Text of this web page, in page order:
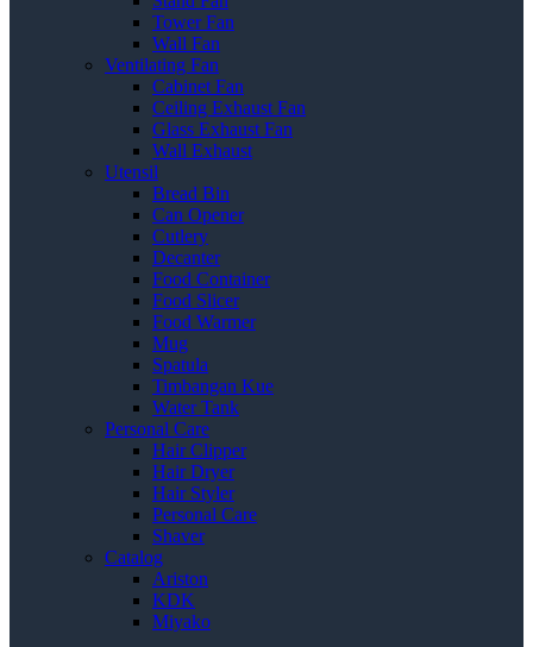
Tower Fan
Wall Fan
Ventilating Fan
Cabinet Fan
Ceiling Exhaust Fan
Glass Exhaust Fan
Wall Exhaust
Utensil
Bread Bin
Can Opener
Cutlery
Decanter
Food Container
Food Slicer
Food Warmer
Mug
Spatula
Timbangan Kue
Water Tank
Personal Care
Hair Clipper
Hair Dryer
Hair Styler
Personal Care
Shaver
Catalog
Ariston
KDK
Miyako